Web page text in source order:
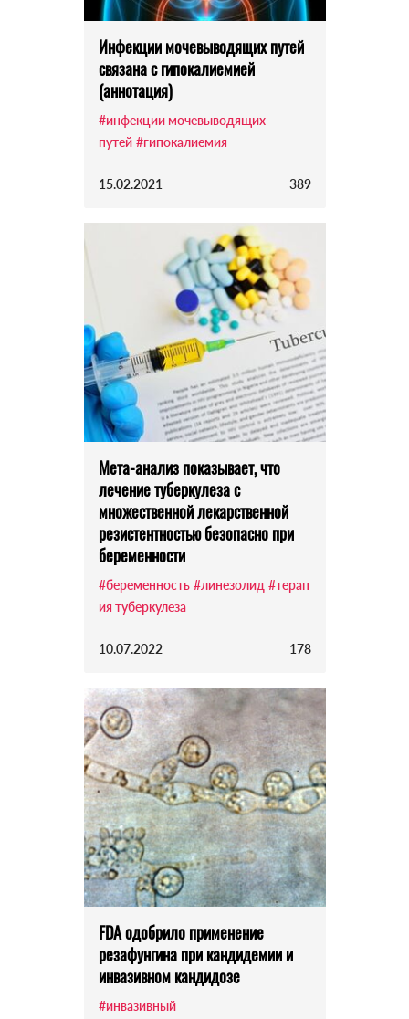
Инфекции мочевыводящих путей
связана с гипокалиемией
(аннотация)
#инфекции мочевыводящих
путей #гипокалиемия
15.02.2021 389
Мета-анализ показывает, что
лечение туберкулеза с
множественной лекарственной
резистентностью безопасно при
беременности
#беременность #линезолид #терап
ия туберкулеза
10.07.2022 178
FDA одобрило применение
резафунгина при кандидемии и
инвазивном кандидозе
#инвазивный